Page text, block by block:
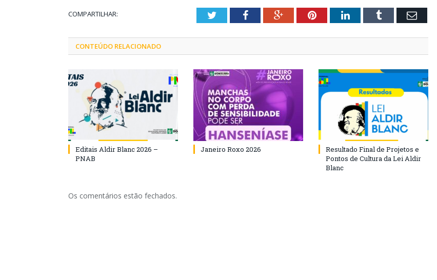
COMPARTILHAR: TwitterFacebookGoogle+PinterestLinkedInTumblr Email
CONTEÚDO RELACIONADO
Editais Aldir Blanc 2026 –
PNAB
Janeiro Roxo 2026
Resultado Final de Projetos e
Pontos de Cultura da Lei Aldir
Blanc
Os comentários estão fechados.